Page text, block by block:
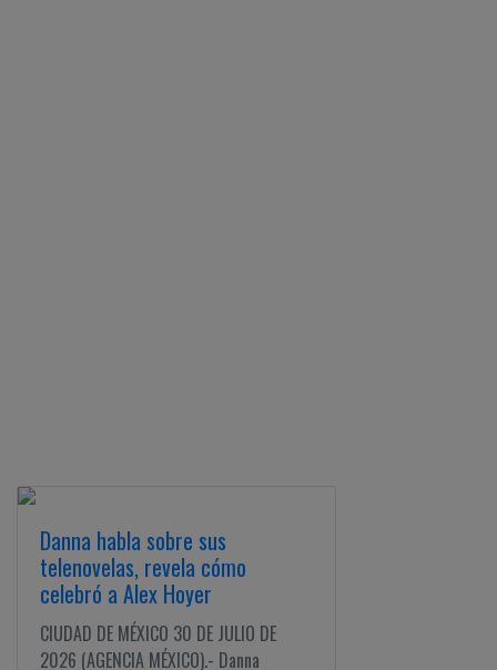
Danna habla sobre sus
telenovelas, revela cómo
celebró a Alex Hoyer
CIUDAD DE MÉXICO 30 DE JULIO DE
2026 (AGENCIA MÉXICO).- Danna